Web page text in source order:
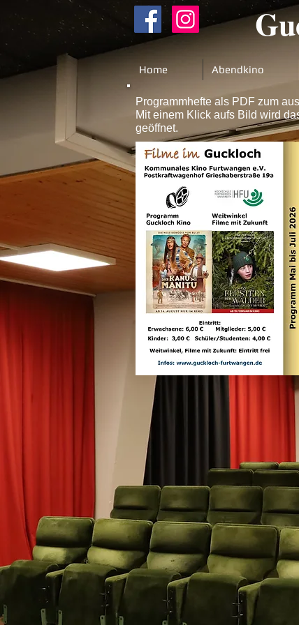
Home Abendkino
Programmhefte als PDF zum
Mit einem Klick aufs Bild wird
geöffnet.